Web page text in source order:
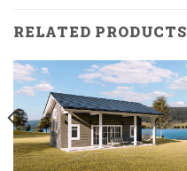
RELATED PRODUCTS